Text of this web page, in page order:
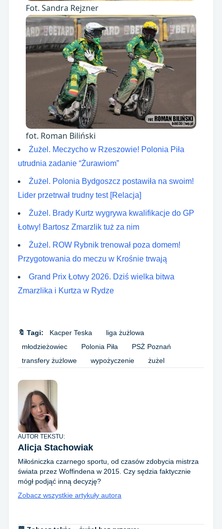
Fot. Sandra Rejzner
fot. Roman Biliński
Żużel. Meczycho w Rzeszowie! Polonia Piła
utrudnia zadanie “Żurawiom”
Żużel. Polonia Bydgoszcz postawiła na swoim!
Lider przetrwał trudny test [Relacja]
Żużel. Brady Kurtz wygrywa kwalifikacje do GP
Łotwy! Bartosz Zmarzlik tuż za nim
Żużel. ROW Rybnik trenował poza domem!
Przygotowania do meczu w Krośnie trwają
Grand Prix Łotwy 2026. Dziś wielka bitwa
Zmarzlika i Kurtza w Rydze
🔖 Tagi: Kacper Teska
liga żużlowa
młodzieżowiec
Polonia Piła
PSŻ Poznań
transfery żużlowe
wypożyczenie żużel
AUTOR TEKSTU:
Alicja Stachowiak
Miłośniczka czarnego sportu, od czasów zdobycia mistrza
świata przez Woffindena w 2015. Czy sędzia faktycznie
mógł podjąć inną decyzję?
Zobacz wszystkie artykuły autora